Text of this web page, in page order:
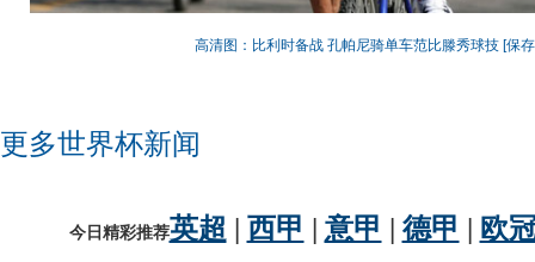
高清图：比利时备战 孔帕尼骑单车范比滕秀球技 [保
更多世界杯新闻